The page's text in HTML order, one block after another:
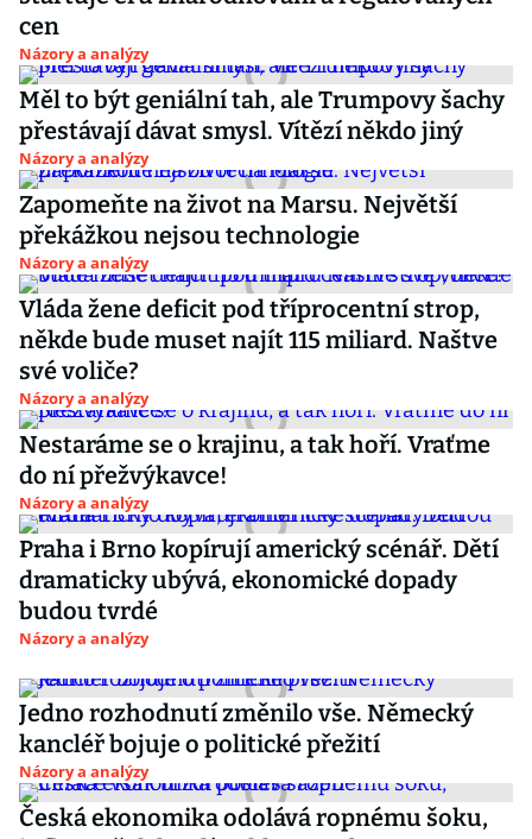
cen
Názory a analýzy
Měl to být geniální tah, ale Trumpovy šachy
přestávají dávat smysl. Vítězí někdo jiný
Názory a analýzy
Zapomeňte na život na Marsu. Největší
překážkou nejsou technologie
Názory a analýzy
Vláda žene deficit pod tříprocentní strop,
někde bude muset najít 115 miliard. Naštve
své voliče?
Názory a analýzy
Nestaráme se o krajinu, a tak hoří. Vraťme
do ní přežvýkavce!
Názory a analýzy
Praha i Brno kopírují americký scénář. Dětí
dramaticky ubývá, ekonomické dopady
budou tvrdé
Názory a analýzy
Jedno rozhodnutí změnilo vše. Německý
kancléř bojuje o politické přežití
Názory a analýzy
Česká ekonomika odolává ropnému šoku,